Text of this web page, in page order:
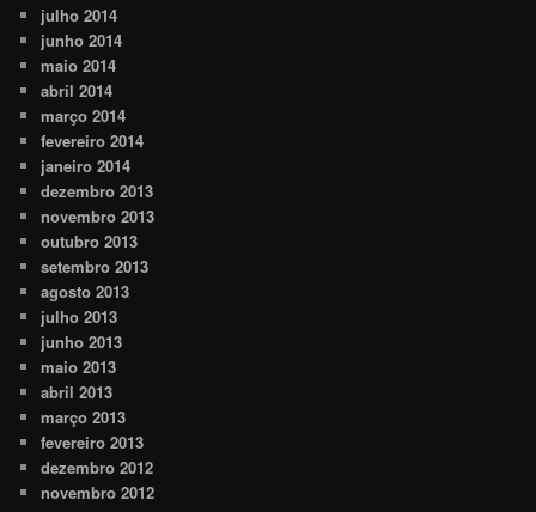
julho 2014
junho 2014
maio 2014
abril 2014
março 2014
fevereiro 2014
janeiro 2014
dezembro 2013
novembro 2013
outubro 2013
setembro 2013
agosto 2013
julho 2013
junho 2013
maio 2013
abril 2013
março 2013
fevereiro 2013
dezembro 2012
novembro 2012